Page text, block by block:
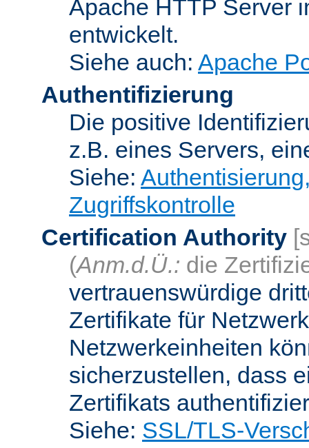
Apache HTTP Server
entwickelt.
Siehe auch: Apache
Authentifizierung
Die positive
z.B. eines Servers,
Siehe:
Zugriffskontrolle
Certification Authority
(Anm.d.Ü.: die
vertrauenswürdige
Zertifikate für
Netzwerkeinheiten
sicherzustellen, dass
Zertifikats
Siehe: SSL/TLS-